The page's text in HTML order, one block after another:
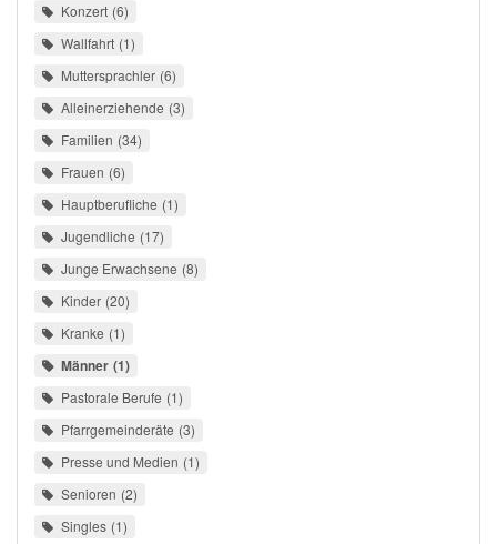
Konzert 6
Wallfahrt 1
Muttersprachler 6
Alleinerziehende 3
Familien 34
Frauen 6
Hauptberufliche 1
Jugendliche 17
Junge Erwachsene 8
Kinder 20
Kranke 1
Männer 1
Pastorale Berufe 1
Pfarrgemeinderäte 3
Presse und Medien 1
Senioren 2
Singles 1